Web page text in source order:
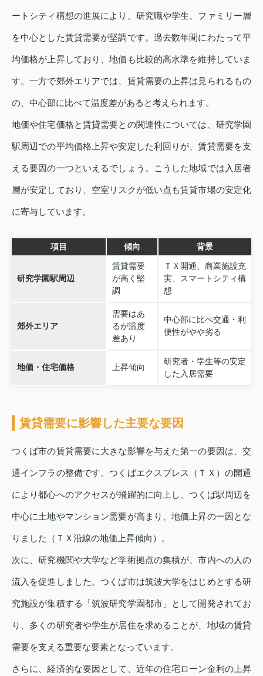
ートシティ構想の進展により、研究職や学生、ファミリー層
を中心とした賃貸需要が堅調です。過去数年間にわたって平
均価格が上昇しており、地価も比較的高水準を維持していま
す。一方で郊外エリアでは、賃貸需要の上昇は見られるもの
の、中心部に比べて温度差があると考えられます。
地価や住宅価格と賃貸需要との関連性については、研究学園
駅周辺での平均価格上昇や安定した利回りが、賃貸需要を支
える要因の一つといえるでしょう。こうした地域では入居者
層が安定しており、空室リスクが低い点も賃貸市場の安定化
に寄与しています。
項目 傾向 背景
研究学園駅周辺
賃貸需要
が高く堅
調
ＴＸ開通、商業施設充
実、スマートシティ構
想
郊外エリア
需要はあ
るが温度
差あり
中心部に比べ交通・利
便性がやや劣る
地価・住宅価格 上昇傾向
研究者・学生等の安定
した入居需要
賃貸需要に影響した主要な要因
つくば市の賃貸需要に大きな影響を与えた第一の要因は、交
通インフラの整備です。つくばエクスプレス（ＴＸ）の開通
により都心へのアクセスが飛躍的に向上し、つくば駅周辺を
中心に土地やマンション需要が高まり、地価上昇の一因とな
りました（ＴＸ沿線の地価上昇傾向）。
次に、研究機関や大学など学術拠点の集積が、市内への人の
流入を促進しました。つくば市は筑波大学をはじめとする研
究施設が集積する「筑波研究学園都市」として開発されてお
り、多くの研究者や学生が居住を求めることが、地域の賃貸
需要を支える重要な要素となっています。
さらに、経済的な要因として、近年の住宅ローン金利の上昇